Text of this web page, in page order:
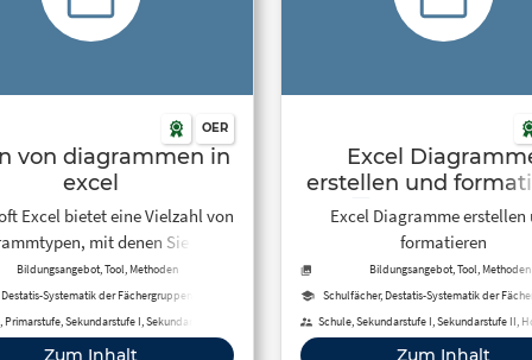
OER
von diagrammen in
excel
Excel bietet eine Vielzahl von
mit denen Sie Ihre
visuell darstellen können.
Bildungsangebot, Tool, Methoden
Destatis-Systematik der Fächergruppen,
Primarstufe, Sekundarstufe I, Sekundarstufe II,
Bildung, Hochschule, Fortbildung,
Erwachsenenbildung, Fernunterricht
Zum Inhalt
Excel
(Linien-,
Balkendiagramm)
YouTube
Excel Diagramme erstellen
formatieren
Bildungsangebot, Tool, Methoden
Schulfächer, Destatis-Systematik der
Schule, Sekundarstufe I, Sekundarstufe II,
Berufliche Bildung, Fortbildung,
Fernunterricht
Zum Inhalt